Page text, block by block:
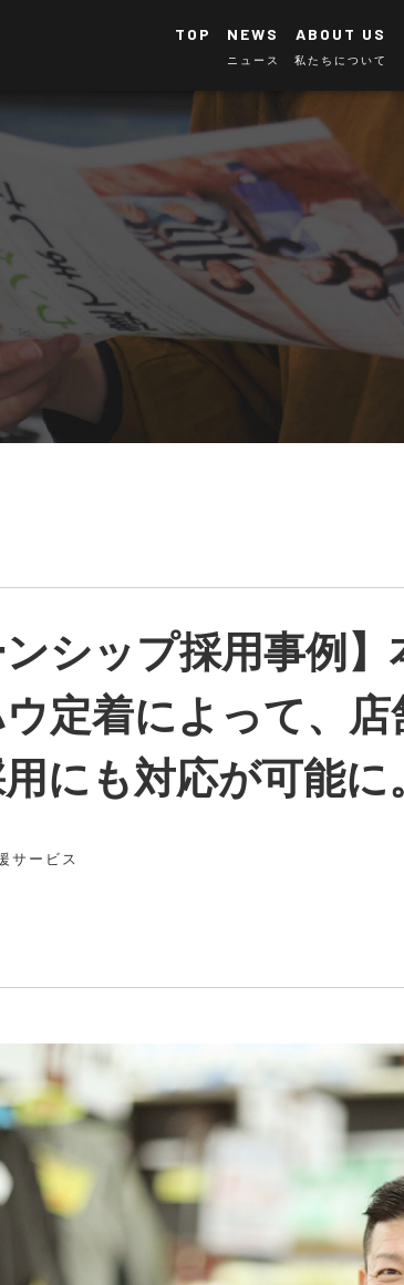
TOP NEWS
ニュース
ABOUT US
私たちについて
ンシップ採用事例
定着によって、
にも対応が可能に
サービス